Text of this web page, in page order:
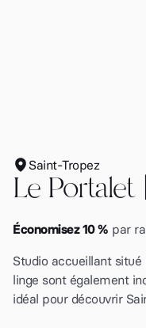
Saint-Tropez
Le
Économisez 10 % par
Studio accueillant
linge sont également
idéal pour découvrir